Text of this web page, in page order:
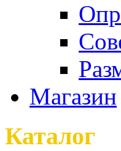
Магазин
Каталог